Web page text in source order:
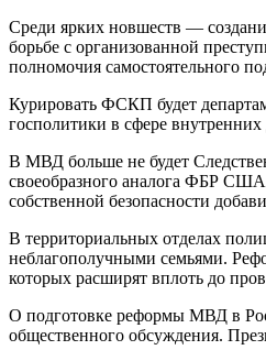
Среди ярких новшеств —
борьбе с организованной
полномочия самостоятельного
Курировать ФСКП будет
госполитики в сфере
В МВД больше не будет
своеобразного аналога ФБР
собственной безопасности
В территориальных отделах
неблагополучными семьями.
которых расширят вплоть до
О подготовке реформы МВД в
общественного обсуждения.